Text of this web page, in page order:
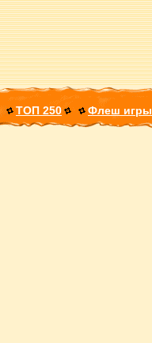
ТОП 250 Флеш игры